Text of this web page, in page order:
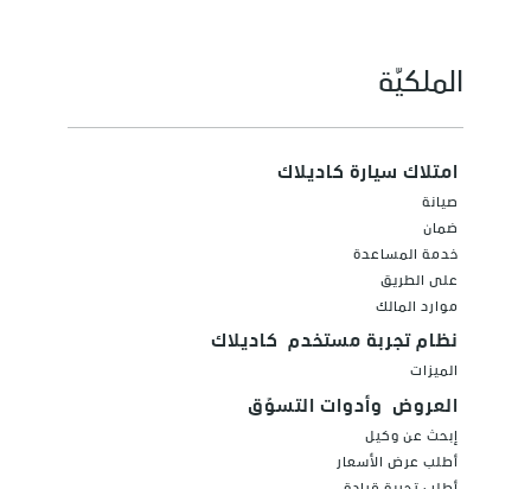
الملكيّة
امتلاك سيارة كاديلاك
صيانة
ضمان
خدمة المساعدة
على الطريق
موارد المالك
نظام تجربة مستخدم كاديلاك
الميزات
العروض وأدوات التسوّق
إبحث عن وكيل
أطلب عرض الأسعار